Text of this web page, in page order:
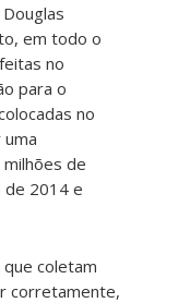
em todo o
no
para o
no
de
de 2014 e
coletam
corretamente,